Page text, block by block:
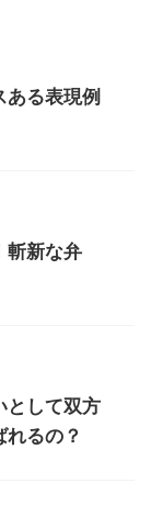
ある表現例
斬新な弁
として双方
るの？